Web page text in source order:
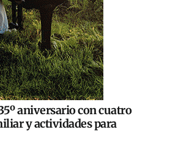
aniversario con cuatro
y actividades para